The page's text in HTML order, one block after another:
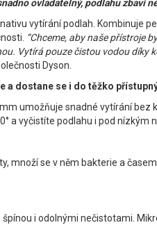
ovladatelný, podlahu
vytírání podlah.
“Chceme, aby naše přístroje
Vytírá pouze čistou vodou
Dyson.
a dostane se i do těžko
umožňuje snadné vytírání
a vyčistíte podlahu i pod
množí se v něm bakterie a
i odolnými nečistotami.